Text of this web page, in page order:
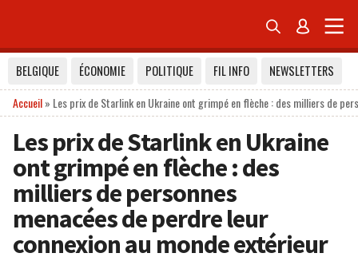
 
BELGIQUE ÉCONOMIE POLITIQUE FIL INFO
NEWSLETTERS
Accueil» Les prix de Starlink en Ukraine ont grimpé en flèche : des milliers de
Les prix de Starlink en Ukraine
ont grimpé en flèche : des
milliers de personnes
menacées de perdre leur
connexion au monde extérieur